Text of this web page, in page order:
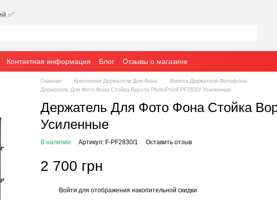
✅
Контактная информация Блог Отзывы о магазине
Главная Крепления Держатели Для Фона
Ворота Держатели Фотофона
Держатель Для Фото Фона Стойка Ворота PhotoProof PF2830/ Усиленные
Держатель Для Фото Фона Стойка
Усиленные
В наличии Артикул: F-PF2830/1 Оставить отзыв
2 700 грн
Войти для отображения накопительной скидки